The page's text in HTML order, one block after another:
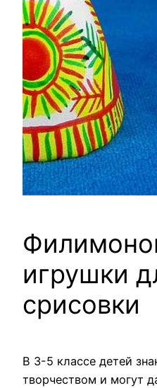
игрушки
срисовки
В 3-5 классе детей
творчеством и могут